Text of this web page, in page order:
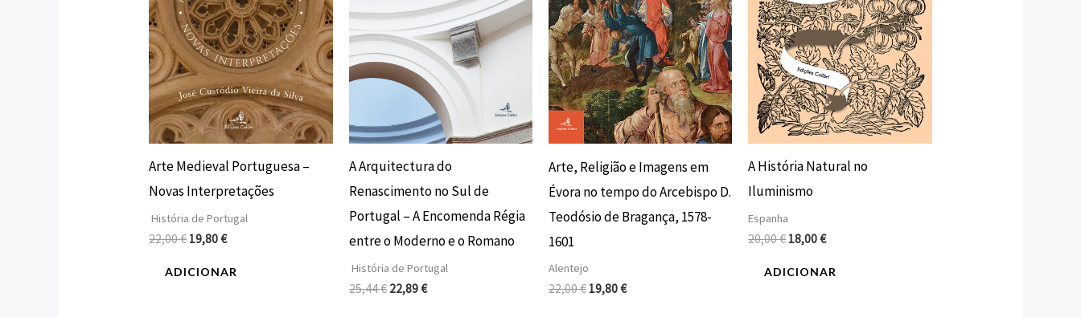
Arte Medieval Portuguesa –
Novas Interpretações
História de Portugal
22,00€19,80€
ADICIONAR
A Arquitectura do
Renascimento no Sul de
Portugal – A Encomenda Régia
entre o Moderno e o Romano
História de Portugal
25,44€ 22,89€
Arte, Religião e Imagens em
Évora no tempo do Arcebispo D.
Teodósio de Bragança, 1578-
1601
Alentejo
22,00€ 19,80€
A História Natural no
Iluminismo
Espanha
20,00€18,00€
ADICIONAR